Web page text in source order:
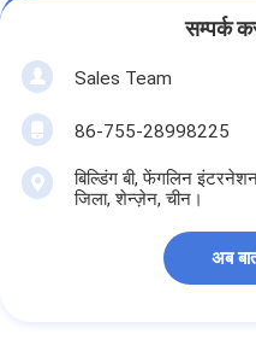
सम्पर्क
Sales Team
86-755-28998225
बिल्डिंग बी, फेंगलिन
जिला, शेन्ज़ेन, चीन।
अब